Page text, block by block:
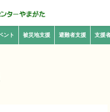
ント 被災地支援 避難者支援 支援